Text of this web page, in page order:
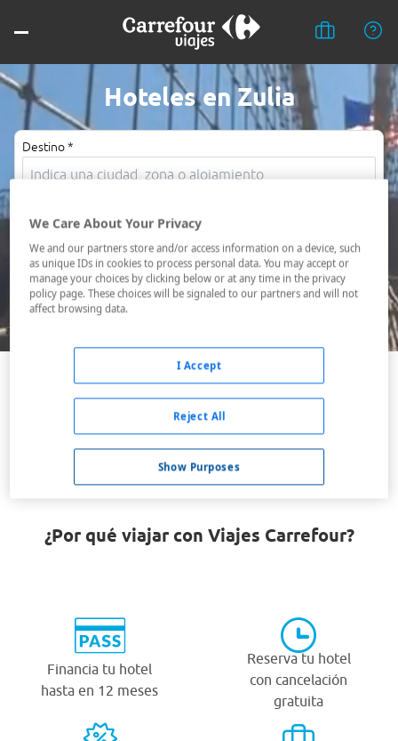
Hoteles en Zulia
Destino *
07/08/2026 - 08/08/2026
Ocupación *
1 habitación, 2 adultos
Cabimas
Ciudad Ojeda
Maracaibo
¿Por qué viajar con Viajes Carrefour?
Financia tu hotel
hasta en 12 meses
Reserva tu hotel
con cancelación
gratuita
We Care About Your Privacy
We and our partners store and/or access information on a device, such
as unique IDs in cookies to process personal data. You may accept or
manage your choices by clicking below or at any time in the privacy
policy page. These choices will be signaled to our partners and will not
affect browsing data.
Show Purposes
Reject All
I Accept